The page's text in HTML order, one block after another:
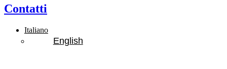
Contatti
Italiano
English